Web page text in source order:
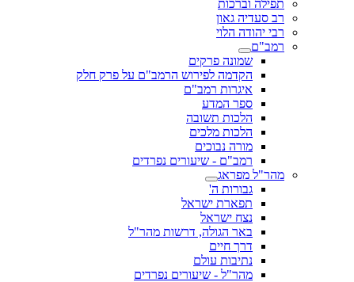
תפילה וברכות
רב סעדיה גאון
רבי יהודה הלוי
רמב"ם
שמונה פרקים
הקדמה לפירוש הרמב"ם על פרק חלק
איגרות רמב"ם
ספר המדע
הלכות תשובה
הלכות מלכים
מורה נבוכים
רמב"ם - שיעורים נפרדים
מהר"ל מפראג
גבורות ה'
תפארת ישראל
נצח ישראל
באר הגולה, דרשות מהר"ל
דרך חיים
נתיבות עולם
מהר"ל - שיעורים נפרדים